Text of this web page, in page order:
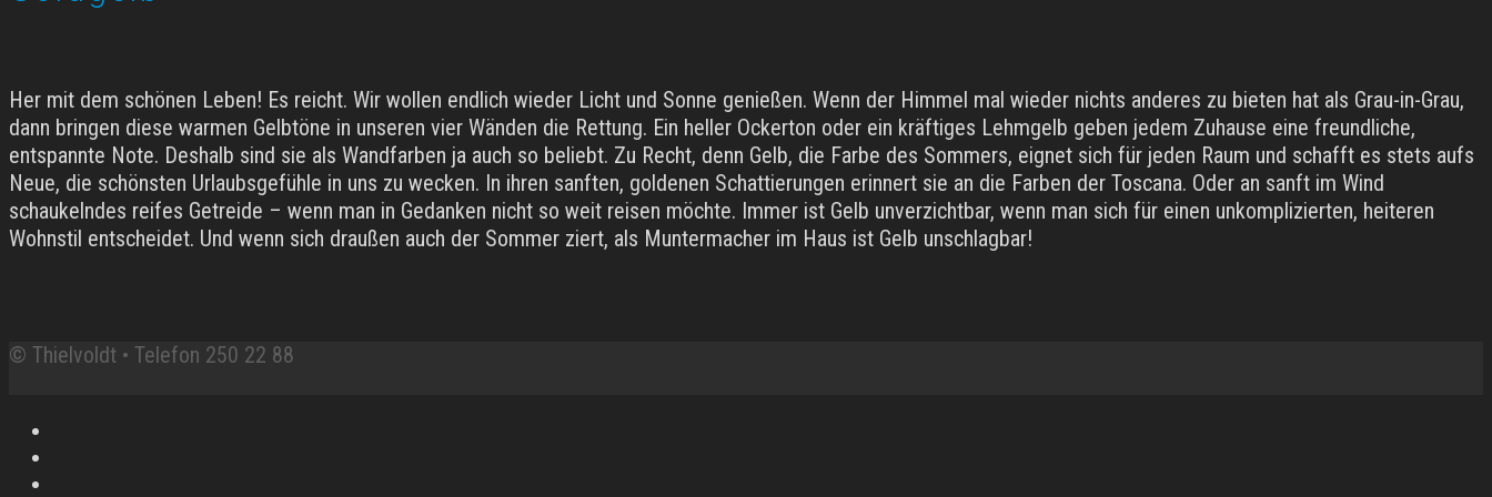
Her mit dem schönen Leben! Es reicht. Wir wollen endlich wieder Licht und Sonne genießen. Wenn der Himmel mal wieder nichts anderes zu bieten hat als Grau-in-Grau,
dann bringen diese warmen Gelbtöne in unseren vier Wänden die Rettung. Ein heller Ockerton oder ein kräftiges Lehmgelb geben jedem Zuhause eine freundliche,
entspannte Note. Deshalb sind sie als Wandfarben ja auch so beliebt. Zu Recht, denn Gelb, die Farbe des Sommers, eignet sich für jeden Raum und schafft es stets aufs
Neue, die schönsten Urlaubsgefühle in uns zu wecken. In ihren sanften, goldenen Schattierungen erinnert sie an die Farben der Toscana. Oder an sanft im Wind
schaukelndes reifes Getreide – wenn man in Gedanken nicht so weit reisen möchte. Immer ist Gelb unverzichtbar, wenn man sich für einen unkomplizierten, heiteren
Wohnstil entscheidet. Und wenn sich draußen auch der Sommer ziert, als Muntermacher im Haus ist Gelb unschlagbar!
© Thielvoldt • Telefon 250 22 88